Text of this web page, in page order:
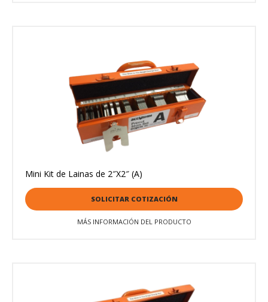
Mini Kit de Lainas de 2″X2″ (A)
SOLICITAR COTIZACIÓN
MÁS INFORMACIÓN DEL PRODUCTO